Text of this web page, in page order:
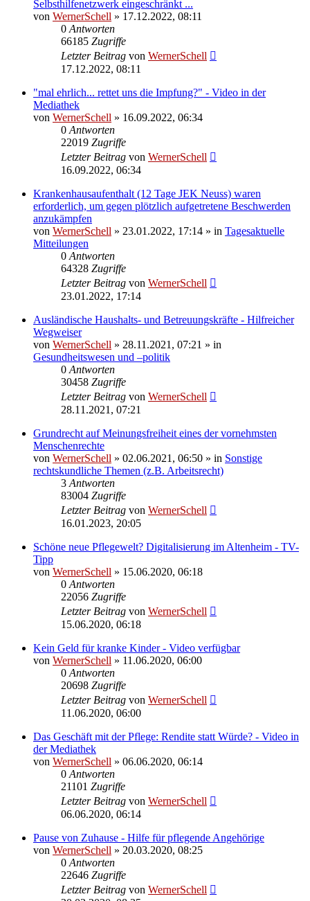
Selbsthilfenetzwerk eingeschränkt ...
von WernerSchell » 17.12.2022, 08:11
0 Antworten
66185 Zugriffe
Letzter Beitrag von WernerSchell
17.12.2022, 08:11
"mal ehrlich... rettet uns die Impfung?" - Video in der
Mediathek
von WernerSchell » 16.09.2022, 06:34
0 Antworten
22019 Zugriffe
Letzter Beitrag von WernerSchell
16.09.2022, 06:34
Krankenhausaufenthalt (12 Tage JEK Neuss) waren
erforderlich, um gegen plötzlich aufgetretene Beschwerden
anzukämpfen
von WernerSchell » 23.01.2022, 17:14 » in Tagesaktuelle
Mitteilungen
0 Antworten
64328 Zugriffe
Letzter Beitrag von WernerSchell
23.01.2022, 17:14
Ausländische Haushalts- und Betreuungskräfte - Hilfreicher
Wegweiser
von WernerSchell » 28.11.2021, 07:21 » in
Gesundheitswesen und –politik
0 Antworten
30458 Zugriffe
Letzter Beitrag von WernerSchell
28.11.2021, 07:21
Grundrecht auf Meinungsfreiheit eines der vornehmsten
Menschenrechte
von WernerSchell » 02.06.2021, 06:50 » in Sonstige
rechtskundliche Themen (z.B. Arbeitsrecht)
3 Antworten
83004 Zugriffe
Letzter Beitrag von WernerSchell
16.01.2023, 20:05
Schöne neue Pflegewelt? Digitalisierung im Altenheim - TV-
Tipp
von WernerSchell » 15.06.2020, 06:18
0 Antworten
22056 Zugriffe
Letzter Beitrag von WernerSchell
15.06.2020, 06:18
Kein Geld für kranke Kinder - Video verfügbar
von WernerSchell » 11.06.2020, 06:00
0 Antworten
20698 Zugriffe
Letzter Beitrag von WernerSchell
11.06.2020, 06:00
Das Geschäft mit der Pflege: Rendite statt Würde? - Video in
der Mediathek
von WernerSchell » 06.06.2020, 06:14
0 Antworten
21101 Zugriffe
Letzter Beitrag von WernerSchell
06.06.2020, 06:14
Pause von Zuhause - Hilfe für pflegende Angehörige
von WernerSchell » 20.03.2020, 08:25
0 Antworten
22646 Zugriffe
Letzter Beitrag von WernerSchell